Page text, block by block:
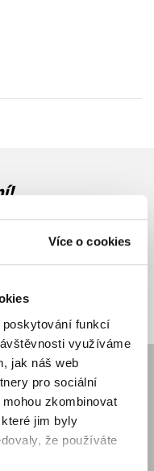
Více o cookies
poskytování funkcí
využíváme
jak náš web
pro sociální
mohou zkombinovat
jim byly
že používáte
jaké zboží je výhodná
k odběru našich e-
osobních údajů
Přihlásit se
novinky
poukazy
program